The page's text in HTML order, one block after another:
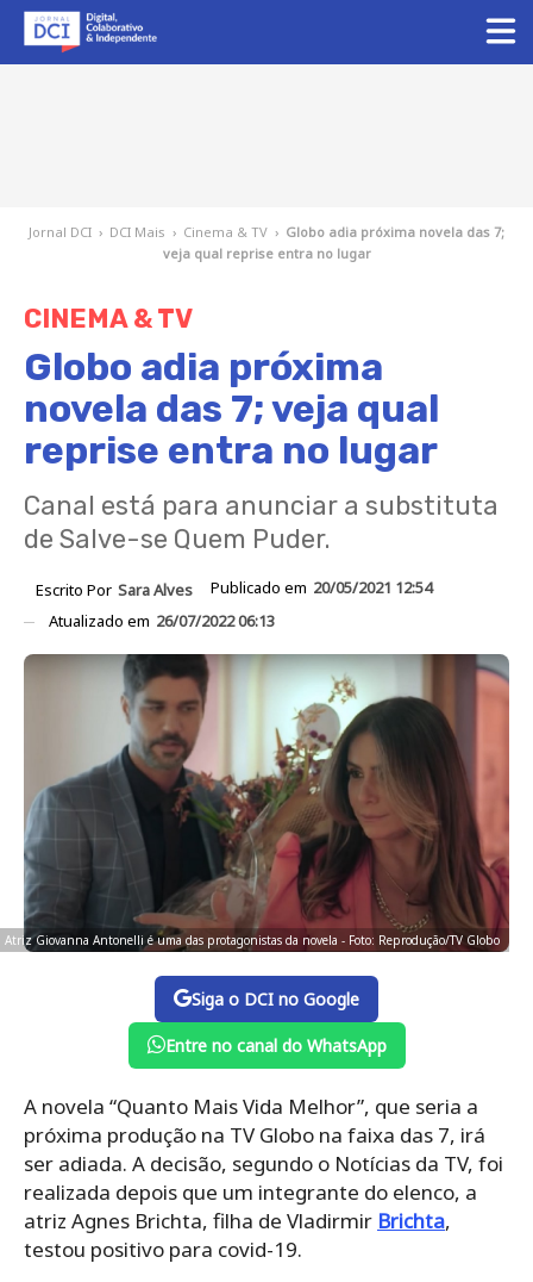
Jornal DCI › DCI Mais › Cinema & TV › Globo adia próxima novela das 7;
veja qual reprise entra no lugar
CINEMA & TV
Globo adia próxima
novela das 7; veja qual
reprise entra no lugar
Canal está para anunciar a substituta
de Salve-se Quem Puder.
Escrito Por Sara Alves Publicado em 20/05/2021 12:54
Atualizado em 26/07/2022 06:13
Atriz Giovanna Antonelli é uma das protagonistas da novela - Foto: Reprodução/TV Globo
Siga o DCI no Google
Entre no canal do WhatsApp
A novela “Quanto Mais Vida Melhor”, que seria a
próxima produção na TV Globo na faixa das 7, irá
ser adiada. A decisão, segundo o Notícias da TV, foi
realizada depois que um integrante do elenco, a
atriz Agnes Brichta, filha de Vladirmir Brichta,
testou positivo para covid-19.